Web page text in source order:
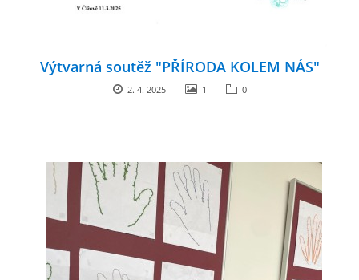
Výtvarná soutěž "PŘÍRODA KOLEM NÁS"
2. 4. 2025 1 0